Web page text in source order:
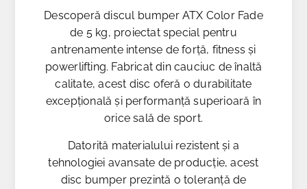
Descoperă discul bumper ATX Color Fade
de 5 kg, proiectat special pentru
antrenamente intense de forță, fitness și
powerlifting. Fabricat din cauciuc de înaltă
calitate, acest disc oferă o durabilitate
excepțională și performanță superioară în
orice sală de sport.
Datorită materialului rezistent și a
tehnologiei avansate de producție, acest
disc bumper prezintă o toleranță de